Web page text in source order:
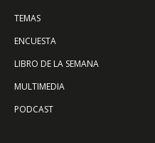
TEMAS
ENCUESTA
LIBRO DE LA SEMANA
MULTIMEDIA
PODCAST